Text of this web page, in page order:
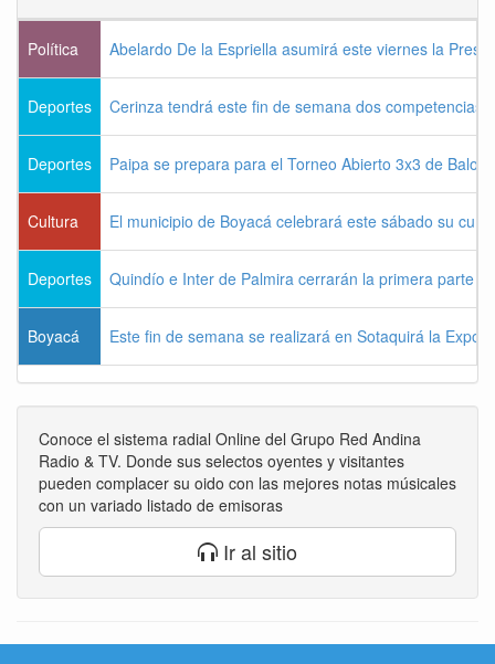
Política Abelardo De la Espriella asumirá este viernes la
Deportes Cerinza tendrá este fin de semana dos competencias
Deportes Paipa se prepara para el Torneo Abierto 3x3 de
Cultura El municipio de Boyacá celebrará este sábado su
Deportes Quindío e Inter de Palmira cerrarán la primera parte
Boyacá Este fin de semana se realizará en Sotaquirá la
Conoce el sistema radial Online del Grupo Red Andina
Radio & TV. Donde sus selectos oyentes y visitantes
pueden complacer su oido con las mejores notas músicales
con un variado listado de emisoras
Ir al sitio